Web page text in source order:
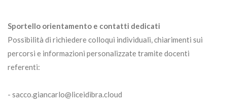
Sportello orientamento e contatti dedicati
Possibilità di richiedere colloqui individuali, chiarimenti sui
percorsi e informazioni personalizzate tramite docenti
referenti:
- sacco.giancarlo@liceidibra.cloud